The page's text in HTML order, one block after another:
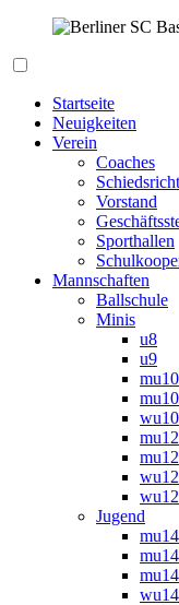
springen
Startseite
Neuigkeiten
Verein
Coaches
Vorstand
Sporthallen
Mannschaften
Ballschule
Minis
u8
u9
wu10
Jugend